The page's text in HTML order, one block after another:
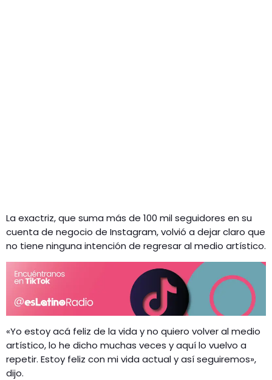
La exactriz, que suma más de 100 mil seguidores en su
cuenta de negocio de Instagram, volvió a dejar claro que
no tiene ninguna intención de regresar al medio artístico.
«Yo estoy acá feliz de la vida y no quiero volver al medio
artístico, lo he dicho muchas veces y aquí lo vuelvo a
repetir. Estoy feliz con mi vida actual y así seguiremos»,
dijo.